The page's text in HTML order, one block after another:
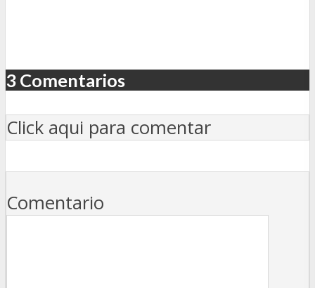
3 Comentarios
Click aqui para comentar
Comentario